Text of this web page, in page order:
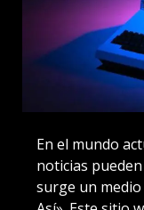
En el mundo
noticias
surge un medio